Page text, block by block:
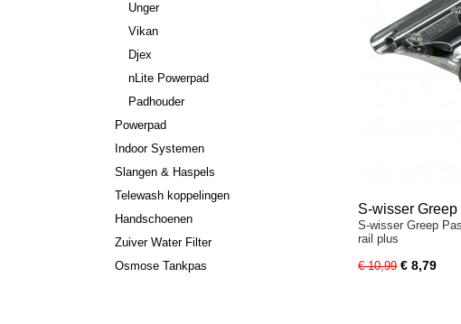
Unger
Vikan
Djex
nLite Powerpad
Padhouder
Powerpad
Indoor Systemen
Slangen & Haspels
Telewash koppelingen
Handschoenen
Zuiver Water Filter
Osmose Tankpas
S-wisser Greep
S-wisser Greep
rail plus
€ 10,99 € 8,79